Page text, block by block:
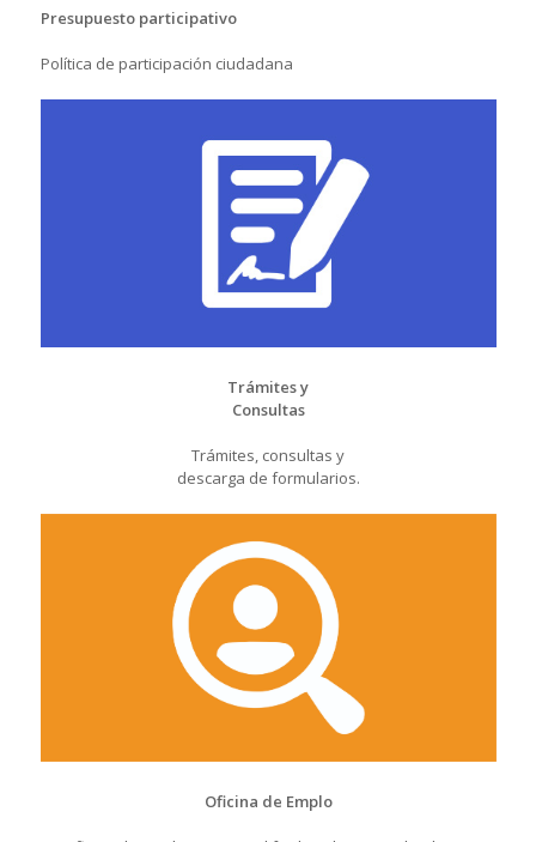
Presupuesto participativo
Política de participación ciudadana
Trámites y
Consultas
Trámites, consultas y
descarga de formularios.
Oficina de Emplo